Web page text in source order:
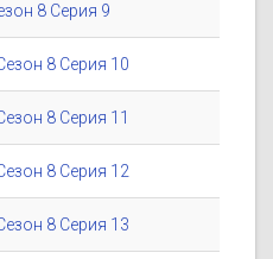
8 Серия 9
8 Серия 10
8 Серия 11
8 Серия 12
8 Серия 13